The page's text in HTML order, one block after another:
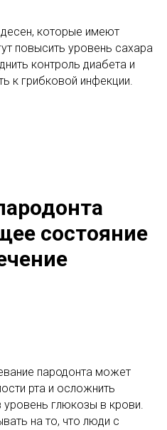
которые имеют
повысить уровень сахара
контроль диабета и
к грибковой инфекции.
состояние
пародонта может
рта и осложнить
уровень глюкозы в крови.
на то, что люди с